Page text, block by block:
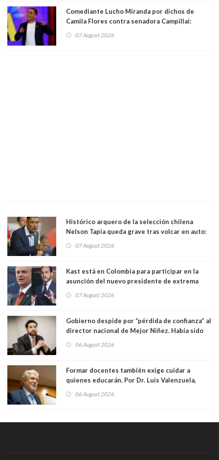
Comediante Lucho Miranda por dichos de
Camila Flores contra senadora Campillai:
forma de quitar dignidad"
07 August 2026
Histórico arquero de la selección chilena
Nelson Tapia queda grave tras volcar en auto:
07 August 2026
Kast está en Colombia para participar en la
asunción del nuevo presidente de extrema
07 August 2026
Gobierno despide por “pérdida de confianza” al
director nacional de Mejor Niñez. Había sido
06 August 2026
Formar docentes también exige cuidar a
quienes educarán. Por Dr. Luis Valenzuela,
Académicos U. Católica Silva Henríquez
06 August 2026